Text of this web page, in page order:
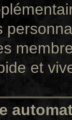
et